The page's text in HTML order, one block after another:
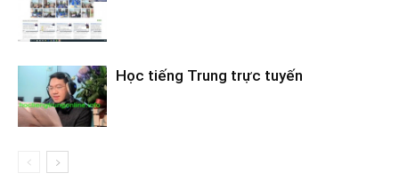
Học tiếng Trung trực tuyến